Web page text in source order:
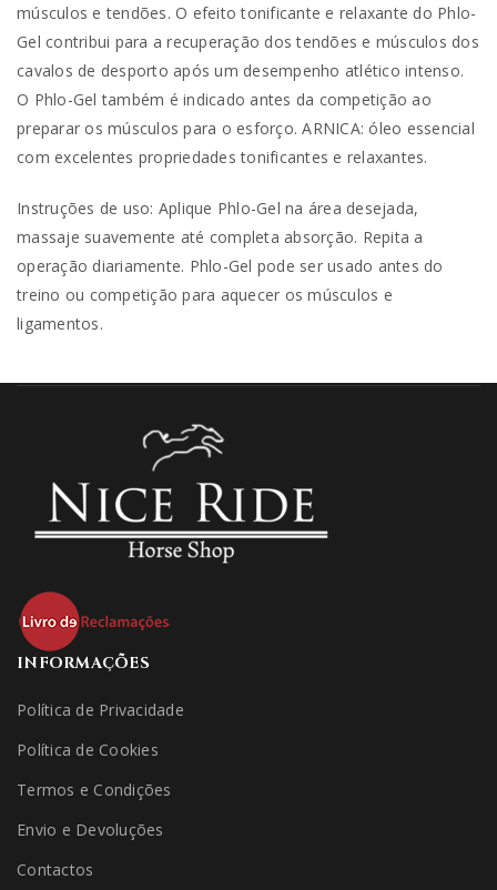
músculos e tendões. O efeito tonificante e relaxante do Phlo-
Gel contribui para a recuperação dos tendões e músculos dos
cavalos de desporto após um desempenho atlético intenso.
O Phlo-Gel também é indicado antes da competição ao
preparar os músculos para o esforço. ARNICA: óleo essencial
com excelentes propriedades tonificantes e relaxantes.
Instruções de uso: Aplique Phlo-Gel na área desejada,
massaje suavemente até completa absorção. Repita a
operação diariamente. Phlo-Gel pode ser usado antes do
treino ou competição para aquecer os músculos e
ligamentos.
INFORMAÇÕES
Política de Privacidade
Política de Cookies
Termos e Condições
Envio e Devoluções
Contactos